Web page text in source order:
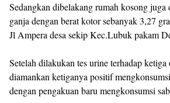
Sedangkan dibelakang rumah kosong juga
ganja dengan berat kotor sebanyak 3,27
Jl Ampera desa sekip Kec.Lubuk pakam
Setelah dilakukan tes urine terhadap ketiga
diamankan ketiganya positif
dengan pengakuan baru mengkonsumsi